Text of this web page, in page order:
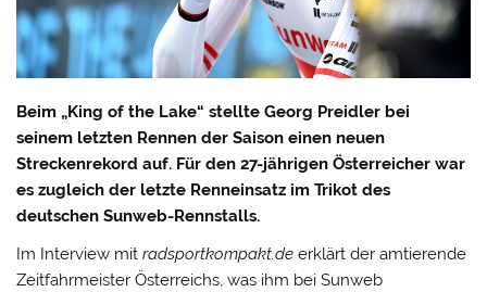
Beim „King of the Lake“ stellte Georg Preidler bei
seinem letzten Rennen der Saison einen neuen
Streckenrekord auf. Für den 27-jährigen Österreicher war
es zugleich der letzte Renneinsatz im Trikot des
deutschen Sunweb-Rennstalls.
Im Interview mitradsportkompakt.de erklärt der amtierende
Zeitfahrmeister Österreichs, was ihm bei Sunweb